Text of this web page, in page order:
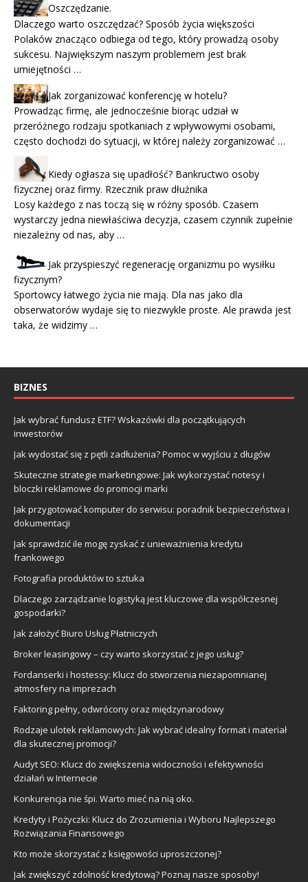
Oszczędzanie.
Dlaczego warto oszczędzać? Sposób życia większości
Polaków znacząco odbiega od tego, który prowadzą osoby
sukcesu. Największym naszym problemem jest brak
umiejętności …
Jak zorganizować konferencję w hotelu?
Prowadząc firmę, ale jednocześnie biorąc udział w
przeróżnego rodzaju spotkaniach z wpływowymi osobami,
często dochodzi do sytuacji, w której należy zorganizować …
Kiedy ogłasza się upadłość? Bankructwo osoby
fizycznej oraz firmy. Rzecznik praw dłużnika
Losy każdego z nas toczą się w różny sposób. Czasem
wystarczy jedna niewłaściwa decyzja, czasem czynnik zupełnie
niezależny od nas, aby …
Jak przyspieszyć regenerację organizmu po wysiłku
fizycznym?
Sportowcy łatwego życia nie mają. Dla nas jako dla
obserwatorów wydaje się to niezwykle proste. Ale prawda jest
taka, że widzimy …
BIZNES
Jak wybrać fundusz ETF? Wskazówki dla początkujących
inwestorów
Jak wydostać się z pętli zadłużenia? Pomoc w wyjściu z długów
Skuteczne strategie marketingowe: Jak wykorzystać notesy i
bloczki reklamowe do promocji marki
Jak przygotować komputer do serwisu: poradnik bezpieczeństwa i
dokumentacji
Jak sprawdzić ile mogę zyskać z unieważnienia kredytu
frankowego
Fotografia produktów to sztuka
Dlaczego zarządzanie logistyką jest kluczowe dla współczesnej
gospodarki?
Jak założyć Biuro Usług Płatniczych
Broker leasingowy – czy warto skorzystać z jego usług?
Fordanserki i hostessy: Klucz do stworzenia niezapomnianej
atmosfery na imprezach
Faktoring pełny, odwrócony oraz międzynarodowy
Rodzaje ulotek reklamowych: Jak wybrać idealny format i materiał
dla skutecznej promocji?
Audyt SEO: Klucz do zwiększenia widoczności i efektywności
działań w Internecie
Konkurencja nie śpi. Warto mieć na nią oko.
Kredyty i Pożyczki: Klucz do Zrozumienia i Wyboru Najlepszego
Rozwiązania Finansowego
Kto może skorzystać z księgowości uproszczonej?
Jak zwiększyć zdolność kredytową? Poznaj nasze sposoby!